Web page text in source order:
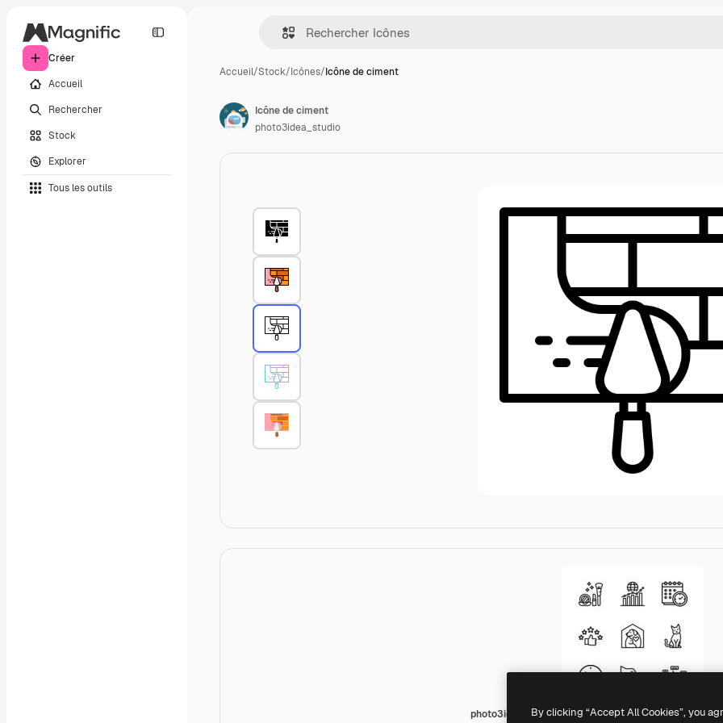
Créer
Accueil
Rechercher
Stock
Explorer
Tous les outils
Accueil/Stock/Icônes/Icône de ciment
photo3idea_studio Lineal
Icône de ciment
photo3idea_studio
By clicking “Accept All Cookies”, you